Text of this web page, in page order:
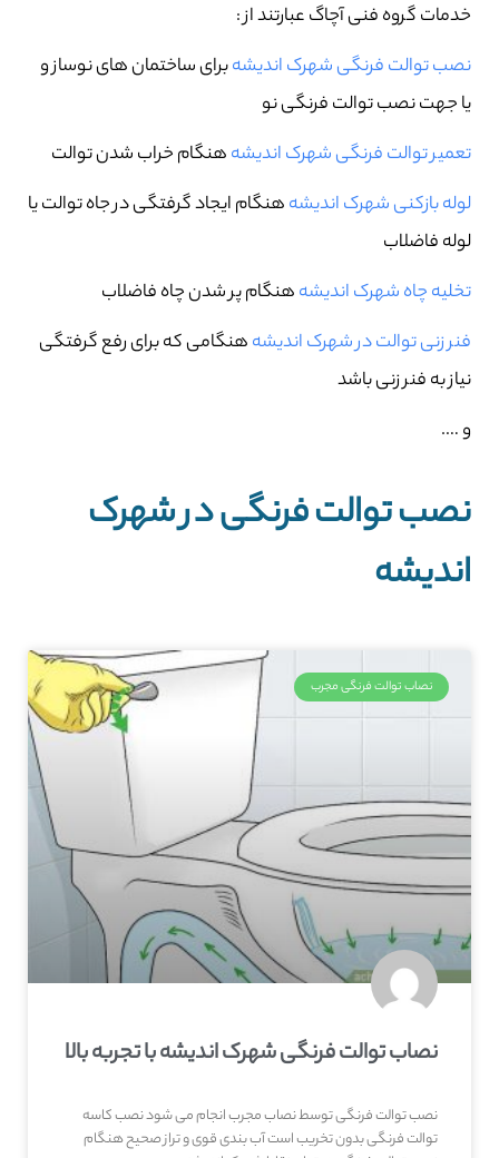
خدمات گروه فنی آچاگ عبارتند از :
نصب توالت فرنگی شهرک اندیشهبرای ساختمان های نوساز و
یا جهت نصب توالت فرنگی نو
تعمیر توالت فرنگی شهرک اندیشههنگام خراب شدن توالت
لوله بازکنی شهرک اندیشههنگام ایجاد گرفتگی در جاه توالت یا
لوله فاضلاب
تخلیه چاه شهرک اندیشههنگام پر شدن چاه فاضلاب
فنر زنی توالت در شهرک اندیشههنگامی که برای رفع گرفتگی
نیاز به فنر زنی باشد
و ….
نصب توالت فرنگی در شهرک
اندیشه
نصاب توالت فرنگی مجرب
نصاب توالت فرنگی شهرک اندیشه با تجربه بالا
نصب توالت فرنگی توسط نصاب مجرب انجام می شود نصب کاسه
توالت فرنگی بدون تخریب است آب بندی قوی و تراز صحیح هنگام